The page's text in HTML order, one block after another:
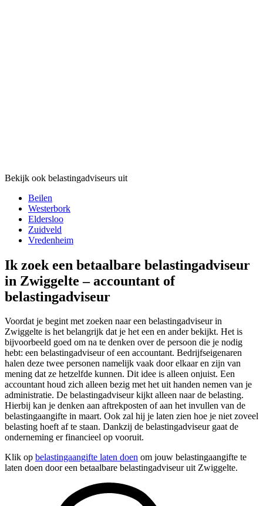
Bekijk ook belastingadviseurs uit
Beilen
Westerbork
Eldersloo
Zuidveld
Vredenheim
Ik zoek een betaalbare belastingadviseur
in Zwiggelte – accountant of
belastingadviseur
Voordat je begint met zoeken naar een belastingadviseur in
Zwiggelte is het belangrijk dat je het een en ander bekijkt. Het is
bijvoorbeeld goed om na te denken over de persoon die je nodig
hebt: een belastingadviseur of een accountant. Bedrijfseigenaren
halen deze twee personen namelijk vaak door elkaar en zijn van
mening dat ze hetzelfde kunnen. Dit idee is alleen onjuist. Een
accountant houd zich alleen bezig met het uit handen nemen van je
administratie. De belastingadviseur kijkt alleen naar de belasting.
Hierbij kan je denken aan aftrekposten of aan het invullen van de
belastingaangifte in maart. Ook zal hij je laten zien hoe je niet zoveel
belasting hoeft af te staan. Dankzij de belastingadviseur gaat de
onderneming er financieel op vooruit.
Klik op belastingaangifte laten doen om jouw belastingaangifte te
laten doen door een betaalbare belastingadviseur uit Zwiggelte.